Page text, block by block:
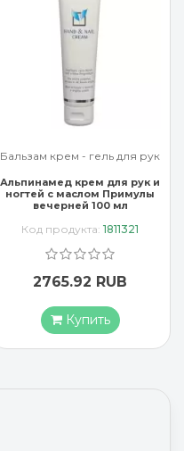
Бальзам крем - гель для рук
Арроу крем для рук с
миндальным маслом 65 мл
Код продукта:3637407
1883.17 RUB
Купить